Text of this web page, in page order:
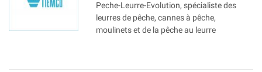
Peche-Leurre-Evolution, spécialiste des
leurres de pêche, cannes à pêche,
moulinets et de la pêche au leurre